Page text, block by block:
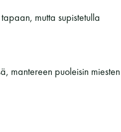
mutta supistetulla
mantereen puoleisin miesten